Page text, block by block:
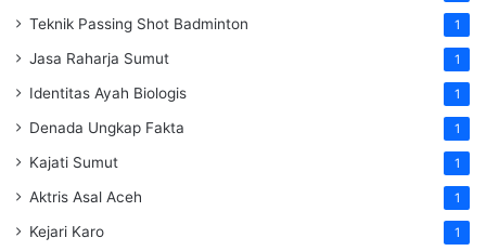
Teknik Passing Shot Badminton 1
Jasa Raharja Sumut 1
Identitas Ayah Biologis 1
Denada Ungkap Fakta 1
Kajati Sumut 1
Aktris Asal Aceh 1
Kejari Karo 1